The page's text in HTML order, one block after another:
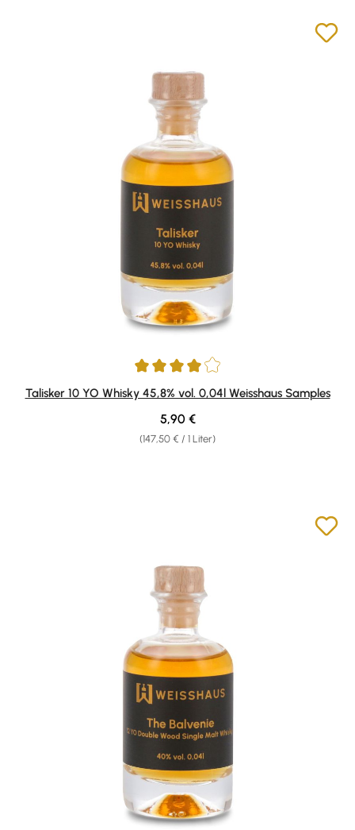
Durchschnittliche Bewertung von 4 von 5 Sternen
Talisker 10 YO Whisky 45,8% vol. 0,04l Weisshaus Samples
(147,50 € / 1 Liter)
Regulärer Preis:
5,90 €